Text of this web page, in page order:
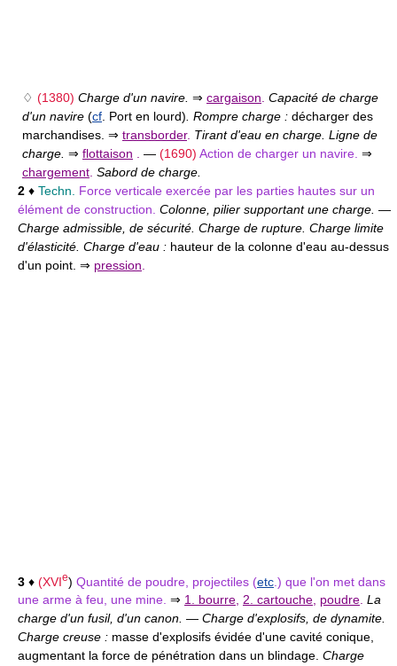
♢ (1380) Charge d'un navire. ⇒ cargaison Capacité de charge
d'un navire (cf . Port en lourd) . Rompre charge : décharger des
marchandises. ⇒ transborder. Tirant d'eau en charge. Ligne de
charge. ⇒ flottaison — (1690) Action de charger un navire. ⇒
chargement Sabord de charge.
2 ♦ Techn.
Force verticale exercée par les parties hautes sur un
élément de construction. Colonne, pilier supportant une charge. —
Charge admissible, de sécurité. Charge de rupture. Charge limite
d'élasticité. Charge d'eau : hauteur de la colonne d'eau au-dessus
d'un point. ⇒ pression
3 ♦ (XVIe) Quantité de poudre, projectiles (etc .) que l'on met dans
une arme à feu, une mine. ⇒ 1. bourre, 2. cartouche, poudre. La
charge d'un fusil, d'un canon. — Charge d'explosifs, de dynamite.
Charge creuse : masse d'explosifs évidée d'une cavité conique,
augmentant la force de pénétration dans un blindage. Charge